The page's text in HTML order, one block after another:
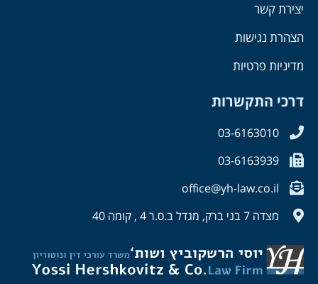
יצירת קשר
הצהרת נגישות
מדיניות פרטיות
דרכי התקשרות
03-6163010
03-6163939
office@yh-law.co.il
מצדה 7 בני ברק, מגדל ב.ס.ר 4 , קומה 40